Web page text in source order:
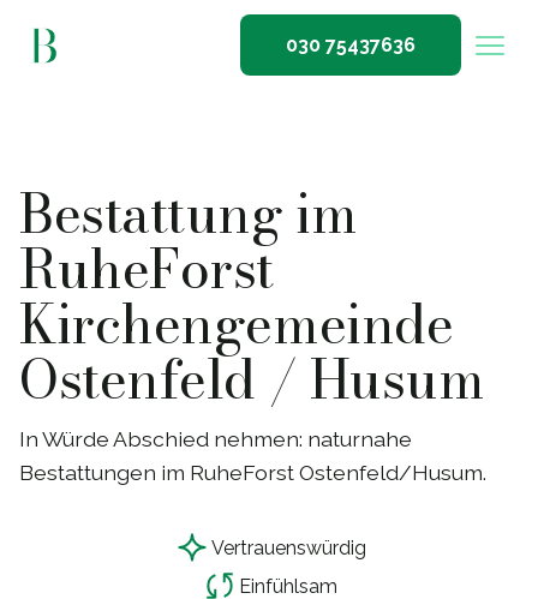
030 75437636
Bestattung im
RuheForst
Kirchengemeinde
Ostenfeld / Husum
In Würde Abschied nehmen: naturnahe
Bestattungen im RuheForst Ostenfeld/Husum.
Vertrauenswürdig
Einfühlsam